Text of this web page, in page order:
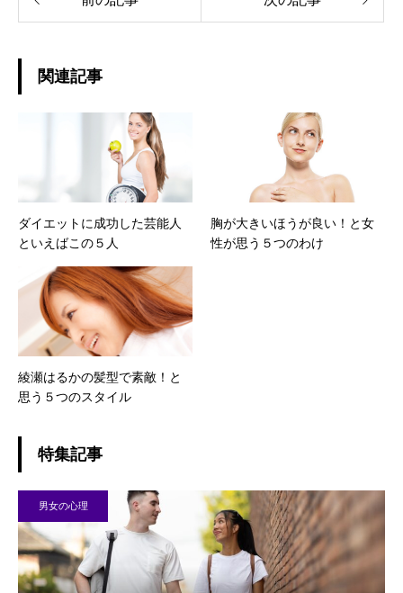
関連記事
ダイエットに成功した芸能人
といえばこの５人
胸が大きいほうが良い！と女
性が思う５つのわけ
綾瀬はるかの髪型で素敵！と
思う５つのスタイル
特集記事
男女の心理